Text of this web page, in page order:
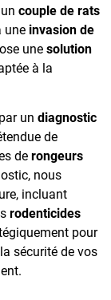
couple de rats
une invasion de
une solution
à la
un diagnostic
de
de rongeurs
nous
incluant
rodenticides
pour
sécurité de vos